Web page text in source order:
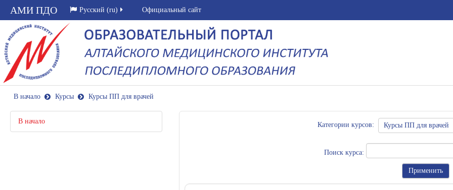
АМИ ПДО Русский ‎(ru)‎ Официальный сайт
В начало Курсы Курсы ПП для врачей
Категории курсов:
Поиск курса:
В начало